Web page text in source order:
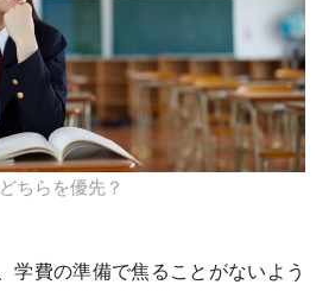
ちらを優先？
学費の準備で焦ることがないよう